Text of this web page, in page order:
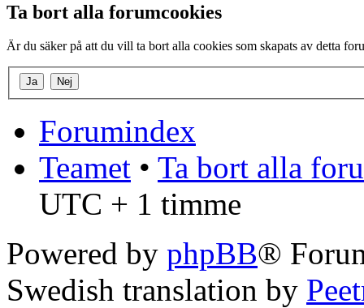
Ta bort alla forumcookies
Är du säker på att du vill ta bort alla cookies som skapats av detta
Forumindex
Teamet • Ta bort alla
UTC + 1 timme
Powered by phpBB®
Swedish translation by